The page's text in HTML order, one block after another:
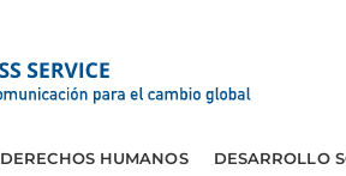
DERECHOS HUMANOS DESARROLLO